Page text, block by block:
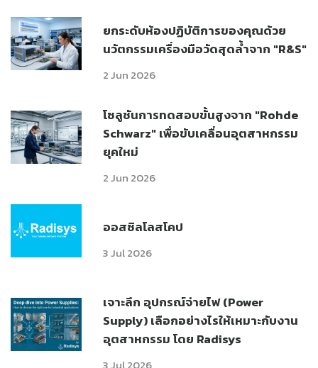
ยกระดับห้องปฏิบัติการของคุณด้วย
นวัตกรรมเครื่องมือวัดสุดล้ำจาก "R&S"
2 Jun 2026
โซลูชันการทดสอบขั้นสูงจาก "Rohde
Schwarz" เพื่อขับเคลื่อนอุตสาหกรรม
ยุคใหม่
2 Jun 2026
ออสซิลโลสโคป
3 Jul 2026
เจาะลึก อุปกรณ์จ่ายไฟ (Power
Supply) เลือกอย่างไรให้เหมาะกับงาน
อุตสาหกรรม โดย Radisys